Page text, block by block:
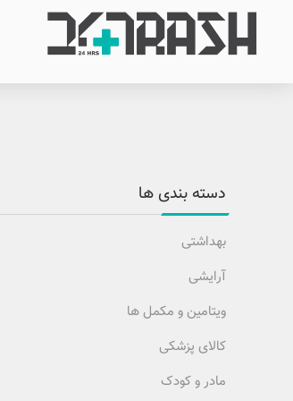
دسته بندی ها
بهداشتی
آرایشی
ویتامین و مکمل ها
کالای پزشکی
مادر و کودک